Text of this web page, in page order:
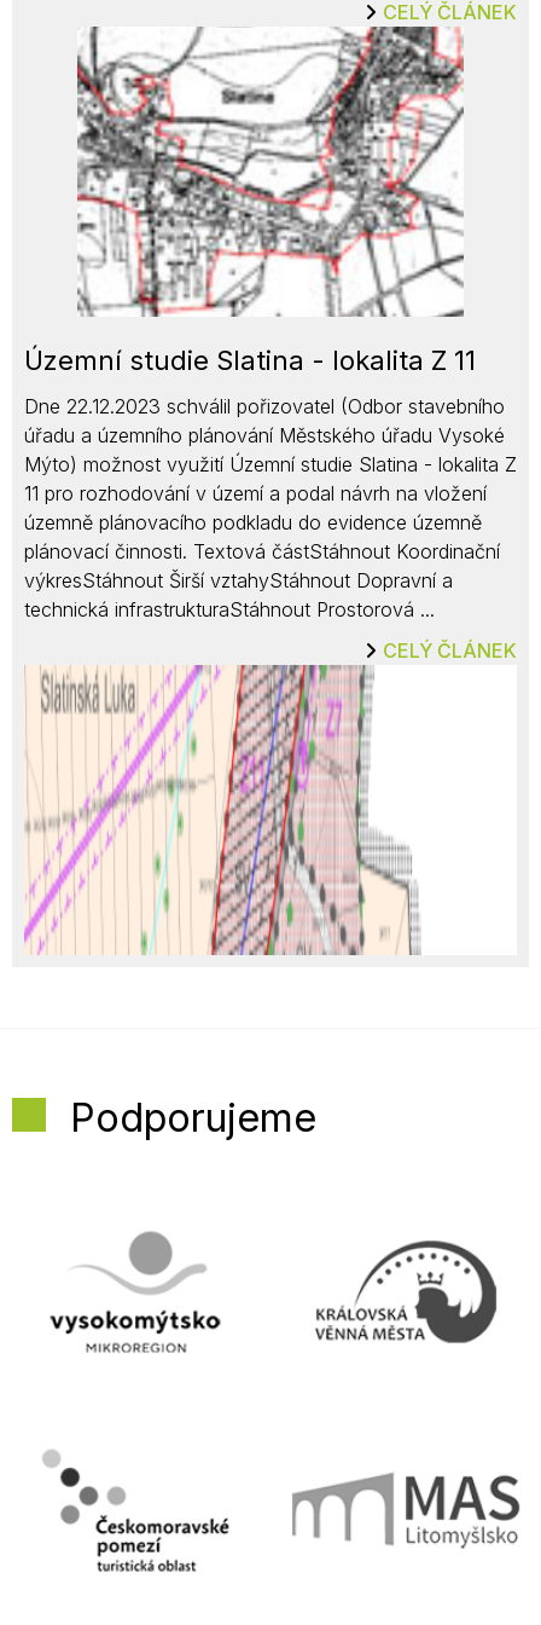
CELÝ ČLÁNEK
Územní studie Slatina - lokalita Z 11
Dne 22.12.2023 schválil pořizovatel (Odbor stavebního
úřadu a územního plánování Městského úřadu Vysoké
Mýto) možnost využití Územní studie Slatina - lokalita Z
11 pro rozhodování v území a podal návrh na vložení
územně plánovacího podkladu do evidence územně
plánovací činnosti. Textová částStáhnout Koordinační
výkresStáhnout Širší vztahyStáhnout Dopravní a
technická infrastrukturaStáhnout Prostorová ...
CELÝ ČLÁNEK
Podporujeme